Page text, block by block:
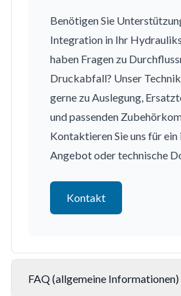
Benötigen Sie
Integration in Ihr
haben Fragen zu
Druckabfall? Unser
gerne zu Auslegung,
und passenden
Kontaktieren Sie uns für
Angebot oder technische
Kontakt
FAQ (allgemeine Informationen)